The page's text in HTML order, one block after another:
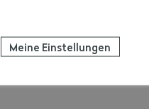
| GAV-
Wallis
Meine Einstellungen